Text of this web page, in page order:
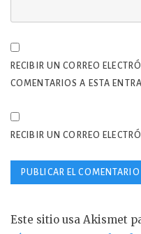
RECIBIR UN CORREO
COMENTARIOS A ESTA
RECIBIR UN CORREO
Este sitio usa Akismet